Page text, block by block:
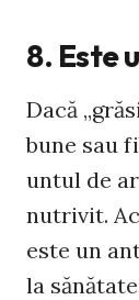
8. Este
Dacă
bune sau
untul de
nutrivit.
este un
la